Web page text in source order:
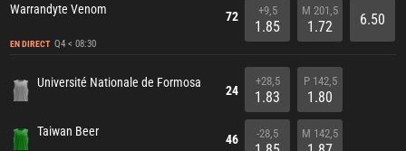
Warrandyte Venom
EN DIRECT Q4 < 08:30
72 +9,5
1.85
M 201,5
1.72 6.50
Université Nationale de Formosa
Taiwan Beer
24
46
+28,5
1.83
-28,5
P 142,5
1.80
M 142,5